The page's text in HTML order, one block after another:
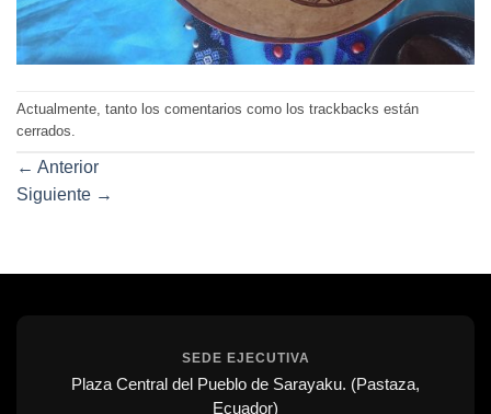
Actualmente, tanto los comentarios como los trackbacks están
cerrados.
← Anterior
Siguiente →
SEDE EJECUTIVA
Plaza Central del Pueblo de Sarayaku. (Pastaza,
Ecuador)